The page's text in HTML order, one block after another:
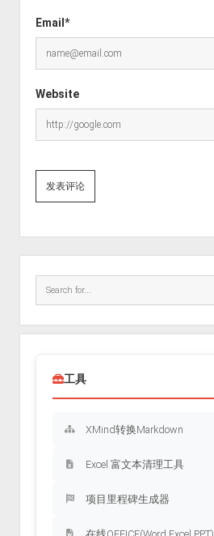
Email*
Website
工具
XMind转换Markdown
Excel 富文本清理工具
项目里程碑生成器